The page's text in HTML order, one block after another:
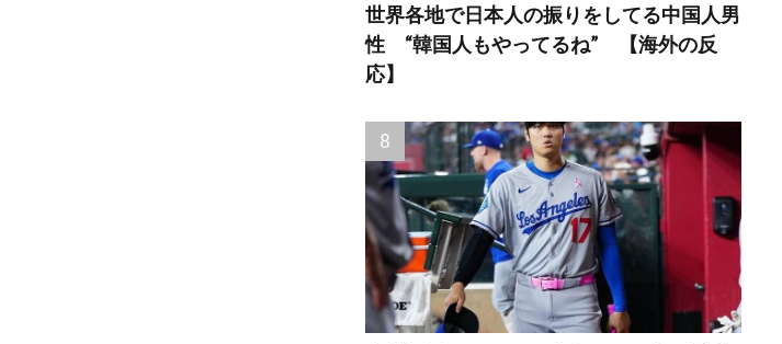
世界各地で日本人の振りをしてる中国人男
性 “韓国人もやってるね” 【海外の反
応】